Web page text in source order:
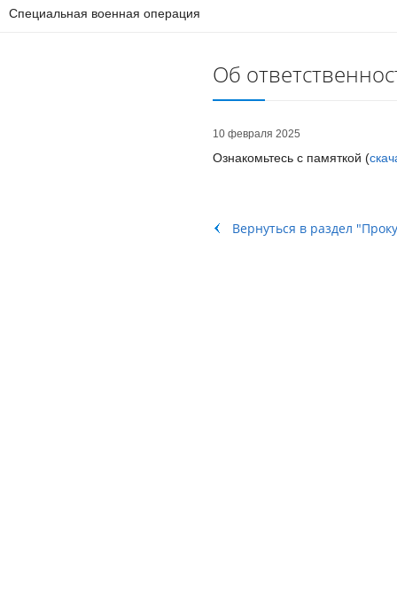
Специальная военная операция
Об
10 февраля 2025
Ознакомьтесь с памяткой (
Вернуться в раздел